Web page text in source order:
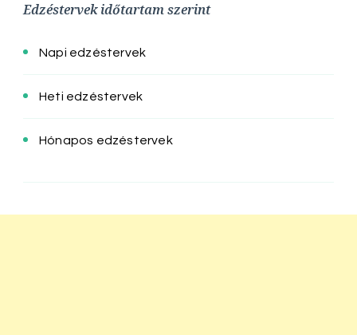
Edzéstervek időtartam szerint
Napi edzéstervek
Heti edzéstervek
Hónapos edzéstervek